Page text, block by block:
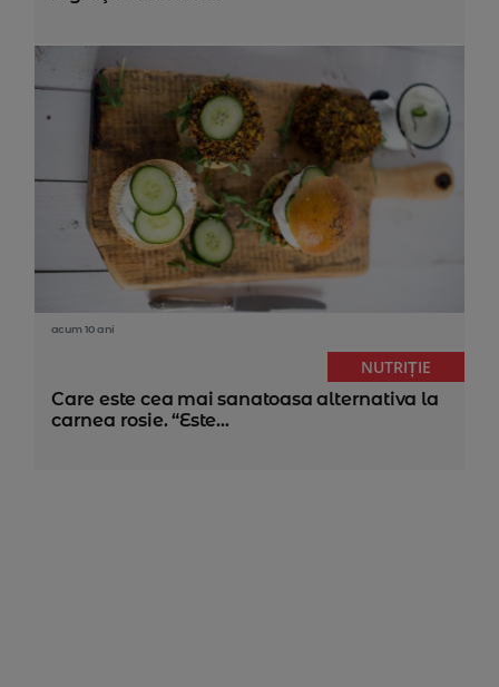
acum 10 ani
NUTRIȚIE
Care este cea mai sanatoasa alternativa la
carnea rosie. “Este...